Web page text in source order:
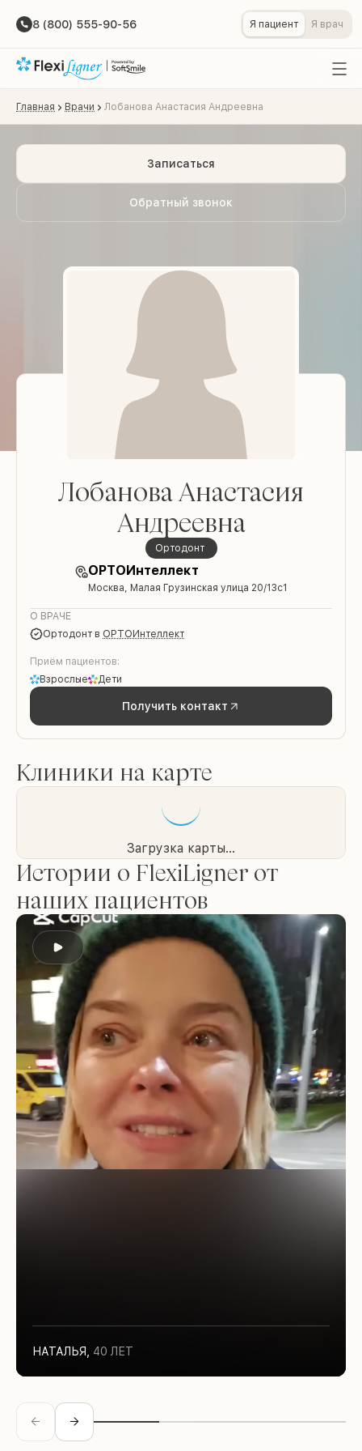
8 (800) 555-90-56 Я пациент Я врач
Главная Врачи Лобанова Анастасия Андреевна
Обратный звонок
Записаться
Лобанова Анастасия
Андреевна
ортодонт
ОРТОИнтеллект
Москва, Малая Грузинская улица 20/13с1
О ВРАЧЕ
ортодонт в ОРТОИнтеллект
Приём пациентов:
Взрослые
Дети
Получить контакт
Клиники на карте
Загрузка карты...
Истории о FlexiLigner от
наших пациентов
НАТАЛЬЯ, 40 ЛЕТ